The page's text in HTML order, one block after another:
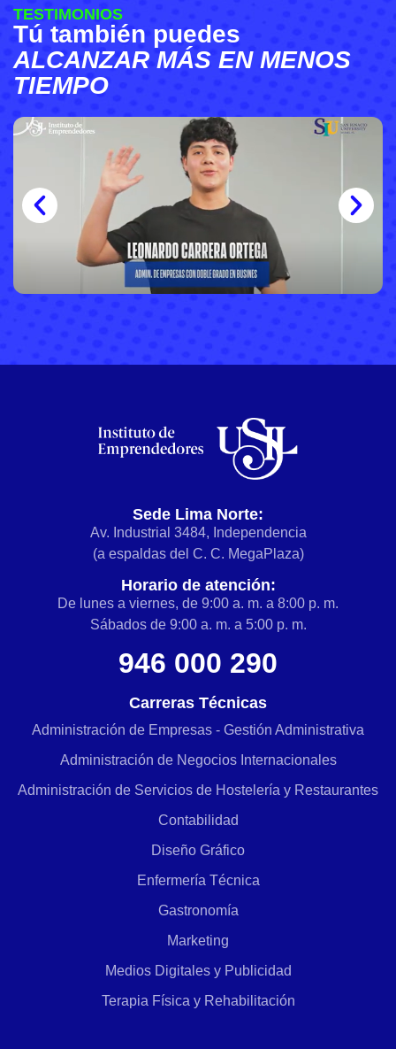
TESTIMONIOS
Tú también puedes
ALCANZAR MÁS EN MENOS
TIEMPO
Sede Lima Norte:
Av. Industrial 3484, Independencia
(a espaldas del C. C. MegaPlaza)
Horario de atención:
De lunes a viernes, de 9:00 a. m. a 8:00 p. m.
Sábados de 9:00 a. m. a 5:00 p. m.
946 000 290
Carreras Técnicas
Administración de Empresas - Gestión Administrativa
Administración de Negocios Internacionales
Administración de Servicios de Hostelería y Restaurantes
Contabilidad
Diseño Gráfico
Enfermería Técnica
Gastronomía
Marketing
Medios Digitales y Publicidad
Terapia Física y Rehabilitación